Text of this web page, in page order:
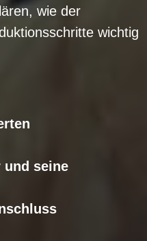
wie der
wichtig
und seine